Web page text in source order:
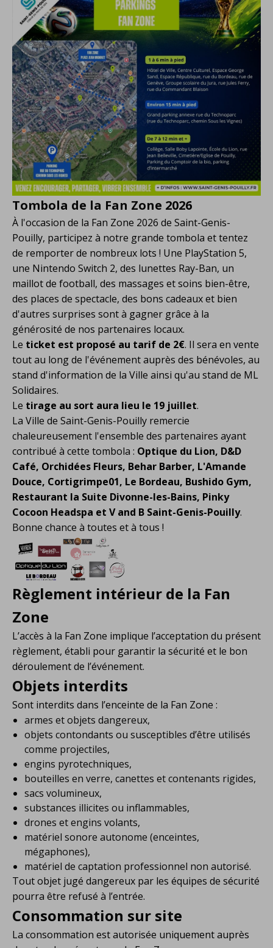
Tombola de la Fan Zone 2026
À l'occasion de la Fan Zone 2026 de Saint-Genis-
Pouilly, participez à notre grande tombola et tentez
de remporter de nombreux lots ! Une PlayStation 5,
une Nintendo Switch 2, des lunettes Ray-Ban, un
maillot de football, des massages et soins bien-être,
des places de spectacle, des bons cadeaux et bien
d'autres surprises sont à gagner grâce à la
générosité de nos partenaires locaux.
Le ticket est proposé au tarif de 2€. Il sera en vente
tout au long de l'événement auprès des bénévoles, au
stand d'information de la Ville ainsi qu'au stand de ML
Solidaires.
Le tirage au sort aura lieu le 19 juillet.
La Ville de Saint-Genis-Pouilly remercie
chaleureusement l'ensemble des partenaires ayant
contribué à cette tombola : Optique du Lion, D&D
Café, Orchidées Fleurs, Behar Barber, L'Amande
Douce, Cortigrimpe01, Le Bordeau, Bushido Gym,
Restaurant la Suite Divonne-les-Bains, Pinky
Cocoon Headspa et V and B Saint-Genis-Pouilly.
Bonne chance à toutes et à tous !
Règlement intérieur de la Fan
Zone
L’accès à la Fan Zone implique l’acceptation du présent
règlement, établi pour garantir la sécurité et le bon
déroulement de l’événement.
Objets interdits
Sont interdits dans l’enceinte de la Fan Zone :
armes et objets dangereux,
objets contondants ou susceptibles d’être utilisés
comme projectiles,
engins pyrotechniques,
bouteilles en verre, canettes et contenants rigides,
sacs volumineux,
substances illicites ou inflammables,
drones et engins volants,
matériel sonore autonome (enceintes,
mégaphones),
matériel de captation professionnel non autorisé.
Tout objet jugé dangereux par les équipes de sécurité
pourra être refusé à l’entrée.
Consommation sur site
La consommation est autorisée uniquement auprès